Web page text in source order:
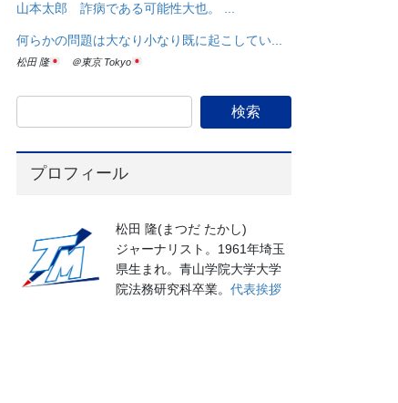
山本太郎 詐病である可能性大也。 ...
何らかの問題は大なり小なり既に起こしてい...
松田 隆 ＠東京 Tokyo
プロフィール
松田 隆(まつだ たかし)
ジャーナリスト。1961年埼玉
県生まれ。青山学院大学大学
院法務研究科卒業。代表挨拶